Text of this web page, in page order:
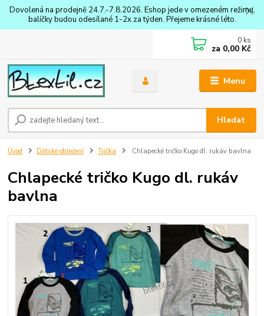
Dovolená na prodejně 24.7.-7.8.2026. Eshop jede v omezeném režimu,
balíčky budou odesílané 1-2x za týden. Přejeme krásné léto.
Menu
Hledat
0 ks
za 0,00 Kč
Úvod Dětské oblečení Trička Chlapecké tričko Kugo dl. rukáv bavlna
Chlapecké tričko Kugo dl. rukáv
bavlna